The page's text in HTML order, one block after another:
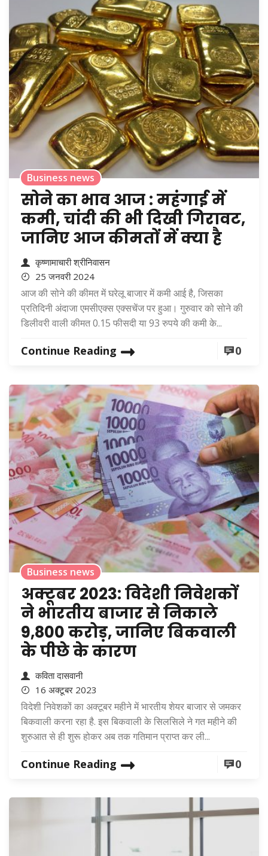
Business news
सोने का भाव आज : महंगाई में
कमी, चांदी की भी दिखी गिरावट,
जानिए आज कीमतों में क्या है
कृष्णामाचारी श्रीनिवासन
25 जनवरी 2024
आज की सोने की कीमत में घरेलू बाजार में कमी आई है, जिसका
प्रतिदिनी अंदाजा एमसीएक्स एक्सचेंज पर हुआ। गुरुवार को सोने की
डिलीवरी वाली कीमत 0.15 फीसदी या 93 रुपये की कमी के...
Continue Reading 0
Business news
अक्टूबर 2023: विदेशी निवेशकों
ने भारतीय बाजार से निकाले
9,800 करोड़, जानिए बिकवाली
के पीछे के कारण
कविता दासवानी
16 अक्टूबर 2023
विदेशी निवेशकों का अक्टूबर महीने में भारतीय शेयर बाजार से जमकर
बिकवाली करना रहा है. इस बिकवाली के सिलसिले ने गत महीने की
शुरुआत से ही शुरू होकर अब तक गतिमान प्राप्त कर ली...
Continue Reading 0